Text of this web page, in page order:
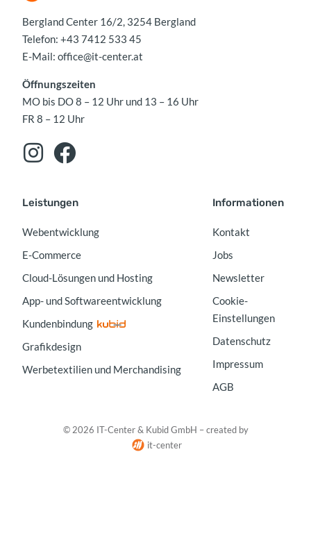
Bergland Center 16/2, 3254 Bergland
Telefon:+43 7412 533 45
E-Mail:office@it-center.at
Öffnungszeiten
MO bis DO 8 – 12 Uhr und 13 – 16 Uhr
FR 8 – 12 Uhr
Leistungen
Webentwicklung
E-Commerce
Cloud-Lösungen und Hosting
App- und Softwareentwicklung
Kundenbindung
Grafikdesign
Werbetextilien und Merchandising
Informationen
Kontakt
Jobs
Newsletter
Cookie-
Einstellungen
Datenschutz
Impressum
AGB
© 2026 IT-Center & Kubid GmbH – created by
it-center